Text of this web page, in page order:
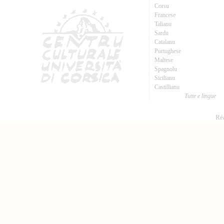
Corsu
Francese
Talianu
Sardu
Catalanu
Purtughese
Maltese
Spagnolu
Sicilianu
Castillianu
Tutte e lingue